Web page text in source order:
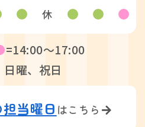
休
=14:00〜17:00
曜、祝日
当曜日 はこちら